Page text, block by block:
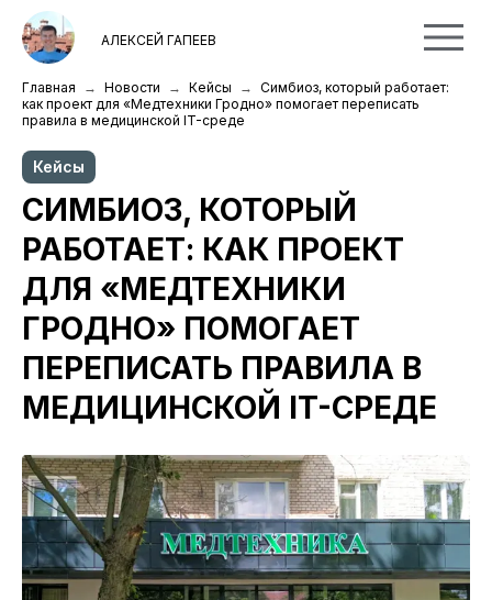
АЛЕКСЕЙ ГАПЕЕВ
Главная Новости Кейсы
Симбиоз, который работает:
как проект для «Медтехники Гродно» помогает переписать
правила в медицинской IT-среде
Кейсы
СИМБИОЗ, КОТОРЫЙ
РАБОТАЕТ: КАК ПРОЕКТ
ДЛЯ «МЕДТЕХНИКИ
ГРОДНО» ПОМОГАЕТ
ПЕРЕПИСАТЬ ПРАВИЛА В
МЕДИЦИНСКОЙ IT-СРЕДЕ